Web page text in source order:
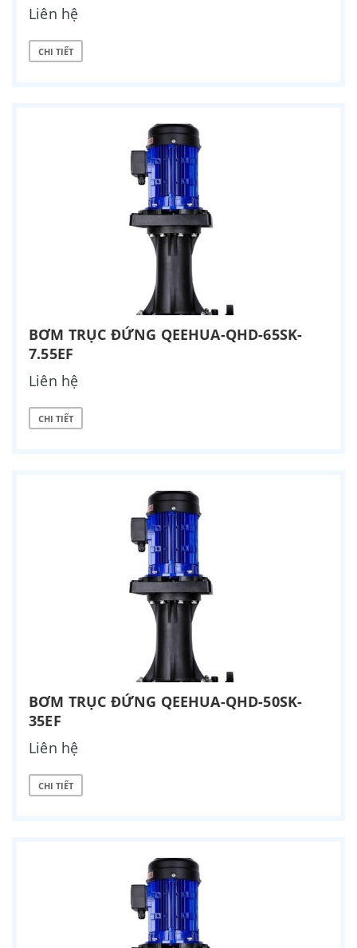
Liên hệ
CHI TIẾT
BƠM TRỤC ĐỨNG QEEHUA-QHD-65SK-
7.55EF
Liên hệ
CHI TIẾT
BƠM TRỤC ĐỨNG QEEHUA-QHD-50SK-
35EF
Liên hệ
CHI TIẾT